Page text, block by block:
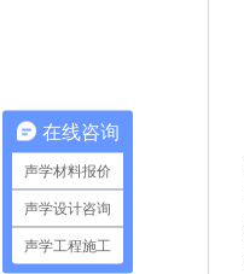
在线咨询
声学材料报价
声学设计咨询
声学工程施工